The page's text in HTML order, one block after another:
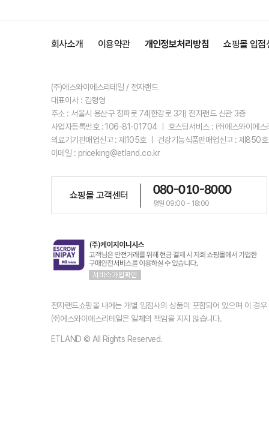
회사소개 이용약관 개인정보처리방침 쇼핑몰 입점
(주)에스와이에스리테일 / 전자랜드
대표이사 : 김형영
주소 : 서울시 용산구 청파로 74(한강로 3가) 전자랜드 신관 3층
사업자등록번호 : 106-81-01704 ㅣ 호스팅서비스 : ㈜에스와이에
의료기기판매업신고 : 제105호 ㅣ 건강기능식품판매업신고 : 제850
이메일 : priceking@etland.co.kr
쇼핑몰 고객센터 080-010-8000
평일 09:00 ~ 18:00
전자랜드쇼핑몰 내에는 개별 입점사의 상품이 포함되어 있으며 이 경
㈜에스와이에스리테일은 일체의 책임을 지지 않습니다.
ETLAND © All Rights Reserved.